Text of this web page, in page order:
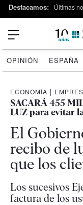
Destacamos: Últimas
OPINIÓN ESPAÑA
ECONOMÍA |
SACARÁ 455
LUZ para evitar
El
recibo de
que los
Los sucesivos
factura de los